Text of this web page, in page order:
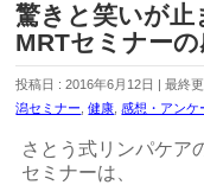
驚きと笑いが
MRTセミナーの
投稿日 : 2016年6月12日 最終
潟セミナー ,健康 ,感想・アンケ
さとう式リンパケア
セミナーは、